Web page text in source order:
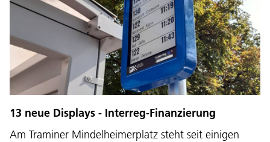
13 neue Displays - Interreg-Finanzierung
Am Traminer Mindelheimerplatz steht seit einigen